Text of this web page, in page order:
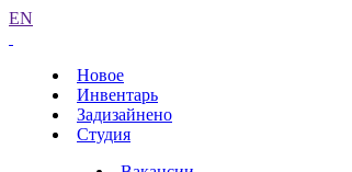
EN
Новое
Инвентарь
Задизайнено
Студия